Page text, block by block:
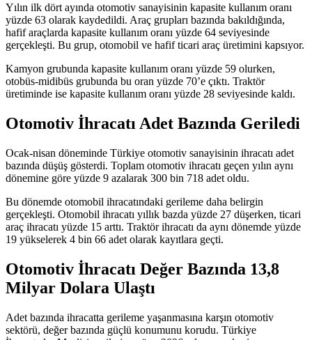
Yılın ilk dört ayında otomotiv sanayisinin kapasite kullanım oranı
yüzde 63 olarak kaydedildi. Araç grupları bazında bakıldığında,
hafif araçlarda kapasite kullanım oranı yüzde 64 seviyesinde
gerçekleşti. Bu grup, otomobil ve hafif ticari araç üretimini kapsıyor.
Kamyon grubunda kapasite kullanım oranı yüzde 59 olurken,
otobüs-midibüs grubunda bu oran yüzde 70’e çıktı. Traktör
üretiminde ise kapasite kullanım oranı yüzde 28 seviyesinde kaldı.
Otomotiv İhracatı Adet Bazında Geriledi
Ocak-nisan döneminde Türkiye otomotiv sanayisinin ihracatı adet
bazında düşüş gösterdi. Toplam otomotiv ihracatı geçen yılın aynı
dönemine göre yüzde 9 azalarak 300 bin 718 adet oldu.
Bu dönemde otomobil ihracatındaki gerileme daha belirgin
gerçekleşti. Otomobil ihracatı yıllık bazda yüzde 27 düşerken, ticari
araç ihracatı yüzde 15 arttı. Traktör ihracatı da aynı dönemde yüzde
19 yükselerek 4 bin 66 adet olarak kayıtlara geçti.
Otomotiv İhracatı Değer Bazında 13,8
Milyar Dolara Ulaştı
Adet bazında ihracatta gerileme yaşanmasına karşın otomotiv
sektörü, değer bazında güçlü konumunu korudu. Türkiye